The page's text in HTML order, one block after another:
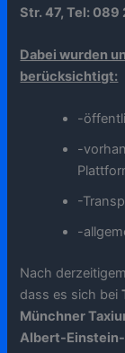
Str. 47, Tel: 089
Dabei wurden
berücksichtigt:
-
-
-
-
Nach
dass es sich bei
Münchner
Albert-Einstein-